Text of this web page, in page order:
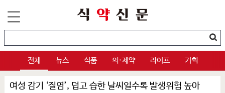
전체 뉴스 식품 의·제약 라이프 기획
여성 감기 ‘질염’, 덥고 습한 날씨일수록 발생위험 높아